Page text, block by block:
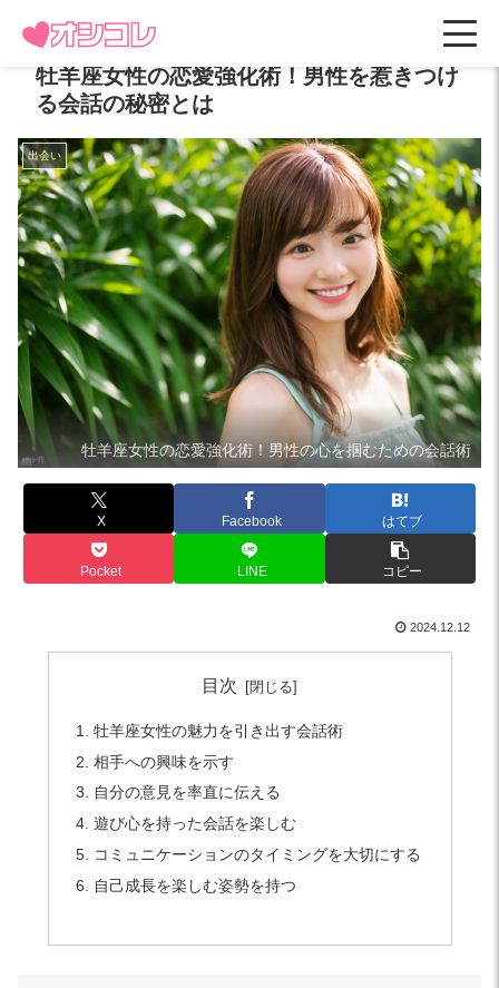
牡羊座女性の恋愛強化術！男性を惹きつけ
る会話の秘密とは
出会い
牡羊座女性の恋愛強化術！男性の心を掴むための会話術
X Facebook はてブ
Pocket LINE コピー
2024.12.12
目次
牡羊座女性の魅力を引き出す会話術
相手への興味を示す
自分の意見を率直に伝える
遊び心を持った会話を楽しむ
コミュニケーションのタイミングを大切にする
自己成長を楽しむ姿勢を持つ